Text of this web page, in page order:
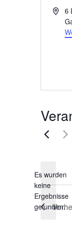
6
Hinweis
Es wurden
keine
Ergebnisse
gefunden.